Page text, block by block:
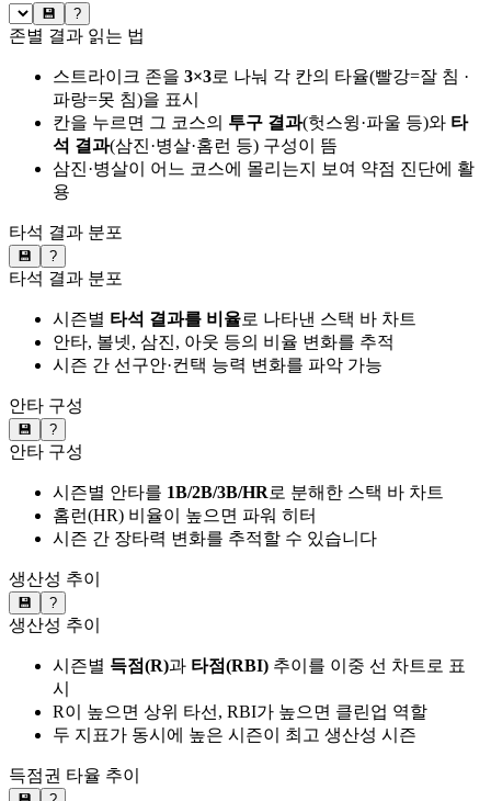
💾 ?
존별 결과 읽는 법
스트라이크 존을 3×3로 나눠 각 칸의 타율(빨강=잘 침 ·
파랑=못 침)을 표시
칸을 누르면 그 코스의 투구 결과(헛스윙·파울 등)와 타
석 결과(삼진·병살·홈런 등) 구성이 뜸
삼진·병살이 어느 코스에 몰리는지 보여 약점 진단에 활
용
타석 결과 분포
💾 ?
타석 결과 분포
시즌별 타석 결과를 비율로 나타낸 스택 바 차트
안타, 볼넷, 삼진, 아웃 등의 비율 변화를 추적
시즌 간 선구안·컨택 능력 변화를 파악 가능
안타 구성
💾 ?
안타 구성
시즌별 안타를 1B/2B/3B/HR로 분해한 스택 바 차트
홈런(HR) 비율이 높으면 파워 히터
시즌 간 장타력 변화를 추적할 수 있습니다
생산성 추이
💾 ?
생산성 추이
시즌별 득점(R)과 타점(RBI) 추이를 이중 선 차트로 표
시
R이 높으면 상위 타선, RBI가 높으면 클린업 역할
두 지표가 동시에 높은 시즌이 최고 생산성 시즌
득점권 타율 추이